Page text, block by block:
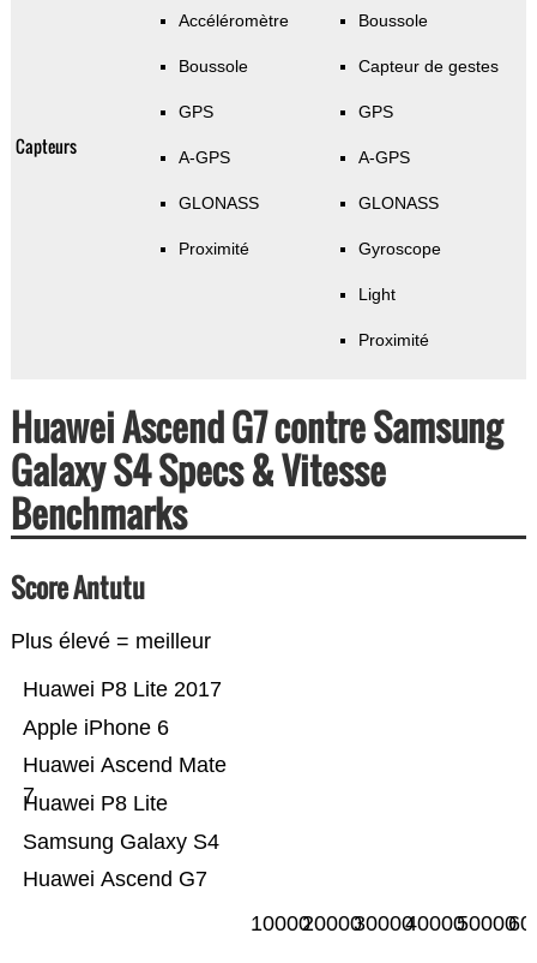
Capteurs
Accéléromètre
Boussole
GPS
A-GPS
GLONASS
Proximité
Boussole
Capteur de gestes
GPS
A-GPS
GLONASS
Gyroscope
Light
Proximité
Huawei Ascend G7 contre Samsung
Galaxy S4 Specs & Vitesse
Benchmarks
Score Antutu
Plus élevé = meilleur
Huawei Ascend G7
Samsung Galaxy S4
Huawei P8 Lite
Huawei Ascend Mate
7
Apple iPhone 6
Huawei P8 Lite 2017
1000020000300004000050000